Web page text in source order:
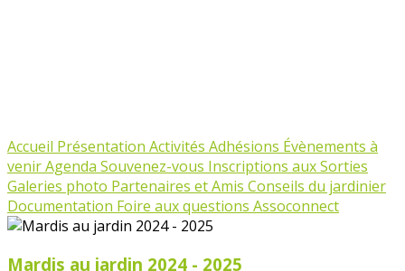
Accueil Présentation Activités Adhésions Évènements à
venirAgenda Souvenez-vous Inscriptions aux Sorties
Galeries photo Partenaires et Amis Conseils du jardinier
Documentation Foire aux questions Assoconnect
Mardis au jardin 2024 - 2025